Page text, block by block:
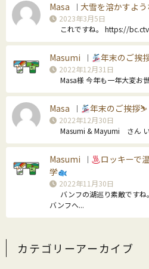
Masa ｜ 大雪を溶かすよ
2023年3月5日
これですね。 https://
Masumi ｜ 年末のご挨
2022年12月31日
Masa様 今年も一年大変お
Masa ｜ 年末のご挨拶⛷
2022年12月30日
Masumi & Mayumi さん
Masumi ｜ ロッキーで
学
2022年11月30日
バンフの湖巡り素敵です
バンフへ...
カテゴリーアーカイブ